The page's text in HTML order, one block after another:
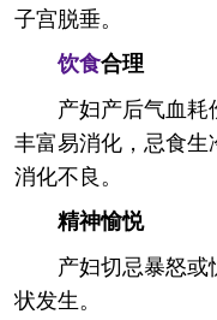
子宫脱垂。
饮食合理
产妇产后气血
丰富易消化，忌食
消化不良。
精神愉悦
产妇切忌暴怒
状发生。